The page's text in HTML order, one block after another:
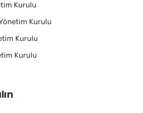
Kurulu
Kurulu
Kurulu
Kurulu